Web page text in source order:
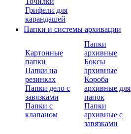
Грифели для
карандашей
Папки и системы архивации
Картонные
папки
Папки на
резинках
Папки дело с
завязками
Папки с
клапаном
Папки
архивные
Боксы
архивные
Короба
архивные для
папок
Папки
архивные с
завязками